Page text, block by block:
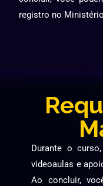
registro no
Durante o
videoaulas e
Ao concluir,